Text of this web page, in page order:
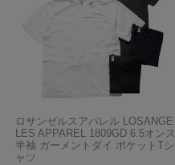
ロサンゼルスアパレル LOSANGE
LES APPAREL 1809GD 6.5オンス
半袖 ガーメントダイ ポケットTシ
ャツ